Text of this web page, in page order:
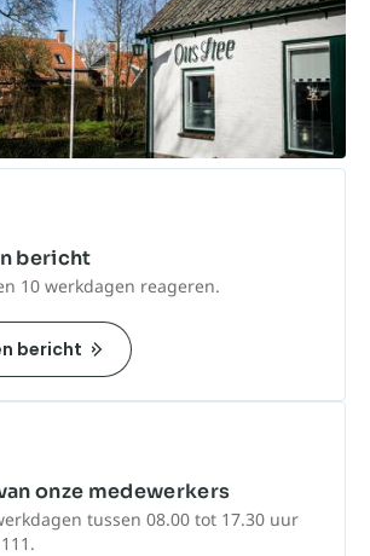
bericht
10 werkdagen reageren.
bericht
onze medewerkers
tussen 08.00 tot 17.30 uur